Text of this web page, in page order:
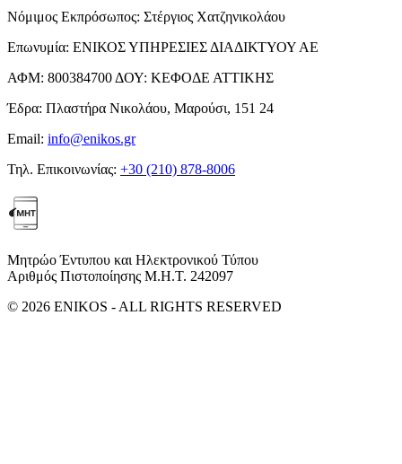
Νόμιμος Εκπρόσωπος: Στέργιος Χατζηνικολάου
Επωνυμία: ΕΝΙΚΟΣ ΥΠΗΡΕΣΙΕΣ ΔΙΑΔΙΚΤΥΟΥ ΑΕ
ΑΦΜ: 800384700ΔΟΥ: ΚΕΦΟΔΕ ΑΤΤΙΚΗΣ
Έδρα: Πλαστήρα Νικολάου, Μαρούσι, 151 24
Email: info@enikos.gr
Τηλ. Επικοινωνίας: +30 (210) 878-8006
Μητρώο Έντυπου και Ηλεκτρονικού Τύπου
Αριθμός Πιστοποίησης Μ.Η.Τ. 242097
© 2026 ENIKOS - ALL RIGHTS RESERVED